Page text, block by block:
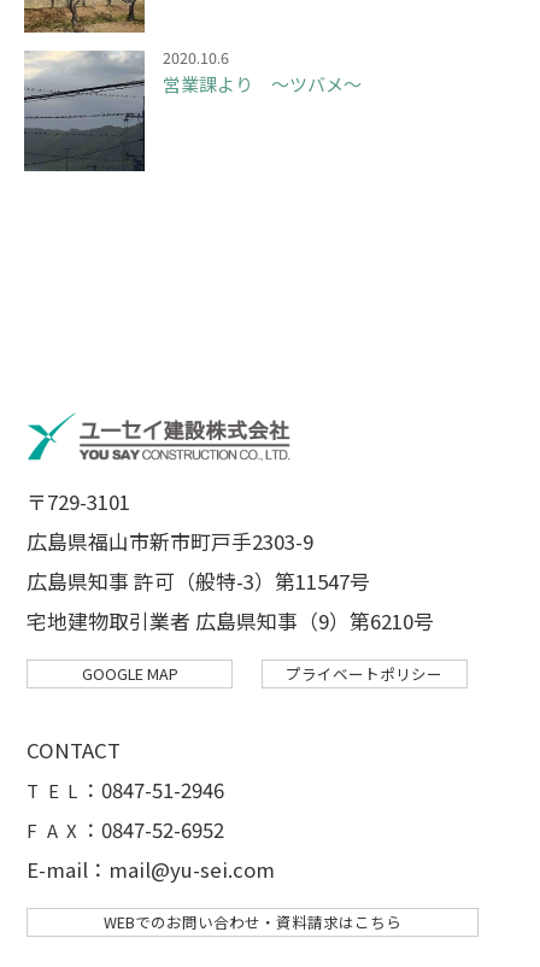
2020.10.6
営業課より ～ツバメ～
〒729-3101
広島県福山市新市町戸手2303-9
広島県知事 許可（般特-3）第11547号
宅地建物取引業者 広島県知事（9）第6210号
GOOGLE MAP プライベートポリシー
CONTACT
T E L ： 0847-51-2946
F A X ：0847-52-6952
E-mail：mail@yu-sei.com
WEBでのお問い合わせ・資料請求はこちら